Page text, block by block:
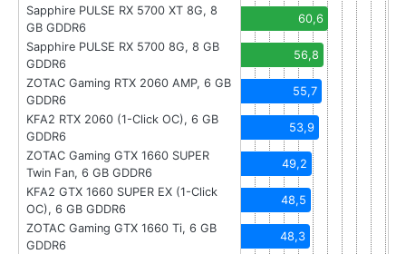
Sapphire PULSE RX 5700 XT 8G, 8
GB GDDR6
60,6
Sapphire PULSE RX 5700 8G, 8 GB
GDDR6
56,8
ZOTAC Gaming RTX 2060 AMP, 6 GB
GDDR6
55,7
KFA2 RTX 2060 (1-Click OC), 6 GB
GDDR6
53,9
ZOTAC Gaming GTX 1660 SUPER
Twin Fan, 6 GB GDDR6
49,2
KFA2 GTX 1660 SUPER EX (1-Click
OC), 6 GB GDDR6
48,5
ZOTAC Gaming GTX 1660 Ti, 6 GB
GDDR6
48,3